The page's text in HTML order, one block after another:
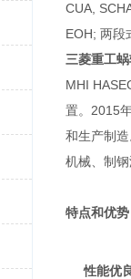
CUA,
EOH; 两段
三菱重工
MHI
置。2015
和生产制
机械、制
特点和优
性能优